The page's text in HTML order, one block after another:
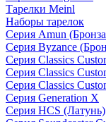
Тарелки Meinl
Наборы тарелок
Серия Amun
Серия Byzance
Серия Classics
Серия Classics
Серия Classics
Серия Generation X
Серия HCS (Латунь)